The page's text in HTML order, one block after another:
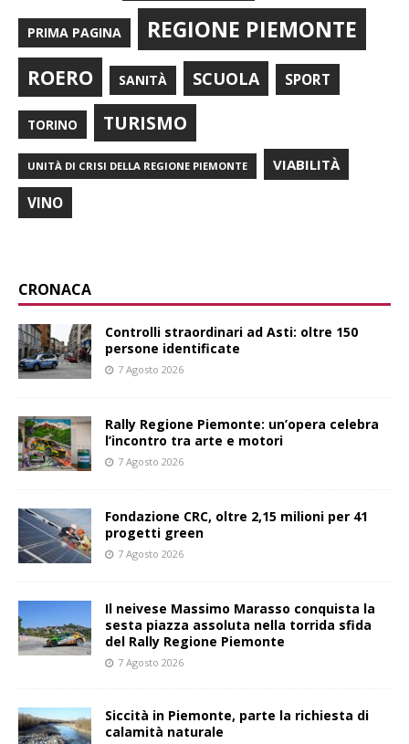
PRIMA PAGINA REGIONE PIEMONTE
ROERO SANITÀ SCUOLA SPORT
TORINO TURISMO
UNITÀ DI CRISI DELLA REGIONE PIEMONTE VIABILITÀ
VINO
CRONACA
Controlli straordinari ad Asti: oltre 150
persone identificate
7 Agosto 2026
Rally Regione Piemonte: un’opera celebra
l’incontro tra arte e motori
7 Agosto 2026
Fondazione CRC, oltre 2,15 milioni per 41
progetti green
7 Agosto 2026
Il neivese Massimo Marasso conquista la
sesta piazza assoluta nella torrida sfida
del Rally Regione Piemonte
7 Agosto 2026
Siccità in Piemonte, parte la richiesta di
calamità naturale